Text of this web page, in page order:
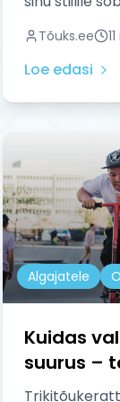
sammult
Tõuks.ee 11
Loe edasi
Algajatele
Kuidas
suurus –
plaadi